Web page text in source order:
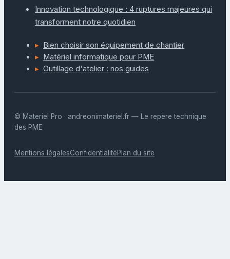
Innovation technologique : 4 ruptures majeures qui
transforment notre quotidien
Bien choisir son équipement de chantier
Matériel informatique pour PME
Outillage d'atelier : nos guides
© Materiel Pro · andreonimateriel.fr — Le repère technique
des PME
Mentions légalesConfidentialitéPlan du site